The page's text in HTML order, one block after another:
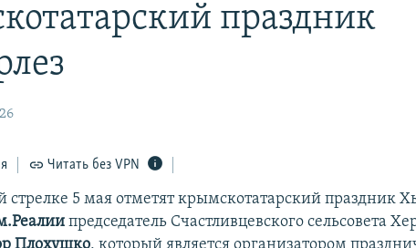
праздник
Читать без VPN
стрелке 5 мая отметят крымскотатарский праздник
председатель Счастливцевского сельсовета